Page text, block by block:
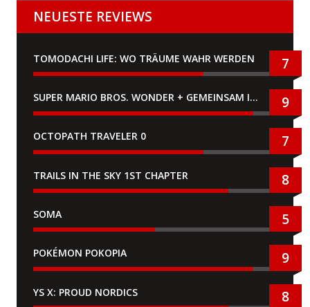
NEUESTE REVIEWS
TOMODACHI LIFE: WO TRÄUME WAHR WERDEN 7
SUPER MARIO BROS. WONDER + GEMEINSAM IM BELLABEL-PARK 9
OCTOPATH TRAVELER 0 7
TRAILS IN THE SKY 1ST CHAPTER 8
SOMA 5
POKÉMON POKOPIA 9
YS X: PROUD NORDICS 8